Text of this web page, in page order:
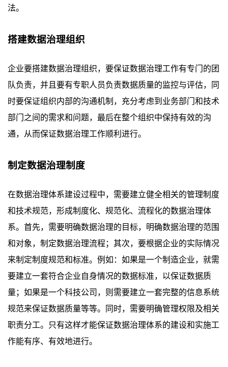
法。
搭建数据治理组织
企业要搭建数据治理组织，要保证数据治理工作有专门的团
队负责，并且要有专职人员负责数据质量的监控与评估，同
时要保证组织内部的沟通机制，充分考虑到业务部门和技术
部门之间的需求和问题，最后在整个组织中保持有效的沟
通，从而保证数据治理工作顺利进行。
制定数据治理制度
在数据治理体系建设过程中，需要建立健全相关的管理制度
和技术规范，形成制度化、规范化、流程化的数据治理体
系。首先，需要明确数据治理的目标，明确数据治理的范围
和对象，制定数据治理流程；其次，要根据企业的实际情况
来制定制度规范和标准。例如：如果是一个制造企业，就需
要建立一套符合企业自身情况的数据标准，以保证数据质
量；如果是一个科技公司，则需要建立一套完整的信息系统
规范来保证数据质量等等。同时，需要明确管理权限及相关
职责分工。只有这样才能保证数据治理体系的建设和实施工
作能有序、有效地进行。